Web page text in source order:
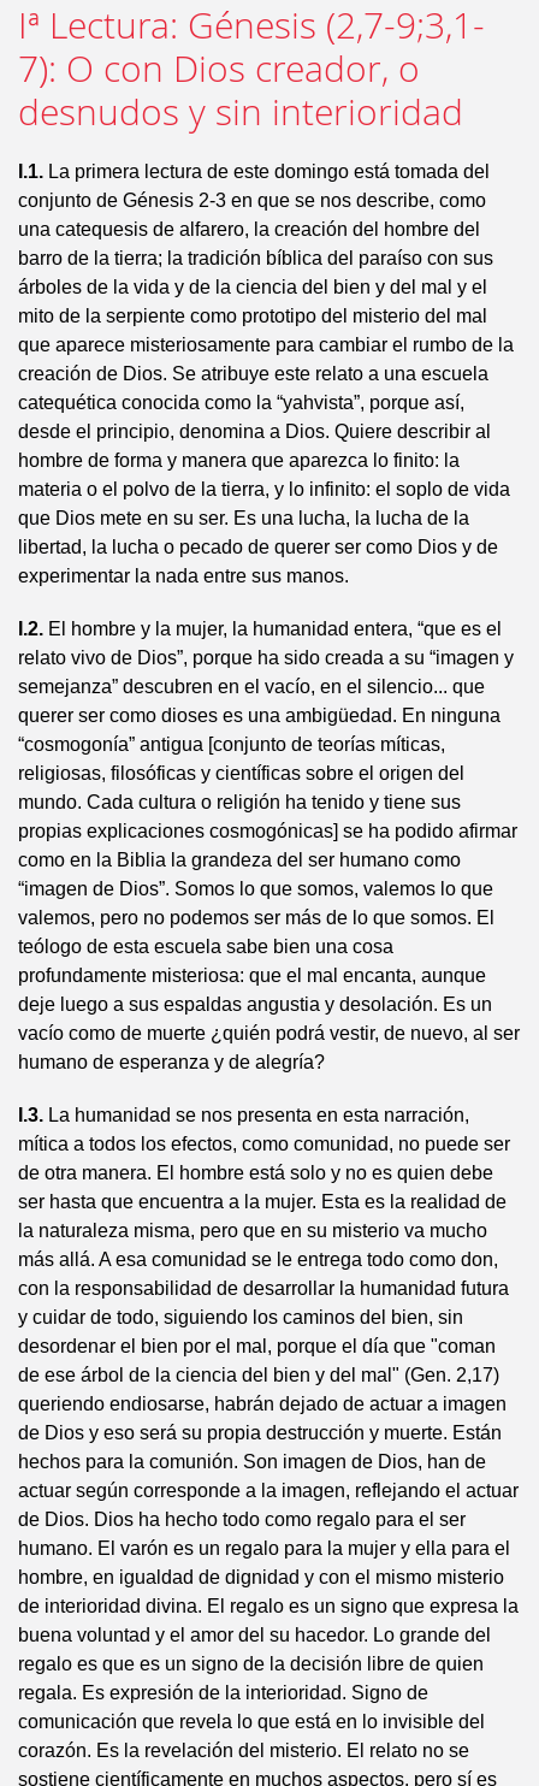
Iª Lectura: Génesis (2,7-9;3,1-
7): O con Dios creador, o
desnudos y sin interioridad
I.1. La primera lectura de este domingo está tomada del
conjunto de Génesis 2-3 en que se nos describe, como
una catequesis de alfarero, la creación del hombre del
barro de la tierra; la tradición bíblica del paraíso con sus
árboles de la vida y de la ciencia del bien y del mal y el
mito de la serpiente como prototipo del misterio del mal
que aparece misteriosamente para cambiar el rumbo de la
creación de Dios. Se atribuye este relato a una escuela
catequética conocida como la “yahvista”, porque así,
desde el principio, denomina a Dios. Quiere describir al
hombre de forma y manera que aparezca lo finito: la
materia o el polvo de la tierra, y lo infinito: el soplo de vida
que Dios mete en su ser. Es una lucha, la lucha de la
libertad, la lucha o pecado de querer ser como Dios y de
experimentar la nada entre sus manos.
I.2. El hombre y la mujer, la humanidad entera, “que es el
relato vivo de Dios”, porque ha sido creada a su “imagen y
semejanza” descubren en el vacío, en el silencio... que
querer ser como dioses es una ambigüedad. En ninguna
“cosmogonía” antigua [conjunto de teorías míticas,
religiosas, filosóficas y científicas sobre el origen del
mundo. Cada cultura o religión ha tenido y tiene sus
propias explicaciones cosmogónicas] se ha podido afirmar
como en la Biblia la grandeza del ser humano como
“imagen de Dios”. Somos lo que somos, valemos lo que
valemos, pero no podemos ser más de lo que somos. El
teólogo de esta escuela sabe bien una cosa
profundamente misteriosa: que el mal encanta, aunque
deje luego a sus espaldas angustia y desolación. Es un
vacío como de muerte ¿quién podrá vestir, de nuevo, al ser
humano de esperanza y de alegría?
I.3. La humanidad se nos presenta en esta narración,
mítica a todos los efectos, como comunidad, no puede ser
de otra manera. El hombre está solo y no es quien debe
ser hasta que encuentra a la mujer. Esta es la realidad de
la naturaleza misma, pero que en su misterio va mucho
más allá. A esa comunidad se le entrega todo como don,
con la responsabilidad de desarrollar la humanidad futura
y cuidar de todo, siguiendo los caminos del bien, sin
desordenar el bien por el mal, porque el día que "coman
de ese árbol de la ciencia del bien y del mal" (Gen. 2,17)
queriendo endiosarse, habrán dejado de actuar a imagen
de Dios y eso será su propia destrucción y muerte. Están
hechos para la comunión. Son imagen de Dios, han de
actuar según corresponde a la imagen, reflejando el actuar
de Dios. Dios ha hecho todo como regalo para el ser
humano. El varón es un regalo para la mujer y ella para el
hombre, en igualdad de dignidad y con el mismo misterio
de interioridad divina. El regalo es un signo que expresa la
buena voluntad y el amor del su hacedor. Lo grande del
regalo es que es un signo de la decisión libre de quien
regala. Es expresión de la interioridad. Signo de
comunicación que revela lo que está en lo invisible del
corazón. Es la revelación del misterio. El relato no se
sostiene científicamente en muchos aspectos, pero sí es